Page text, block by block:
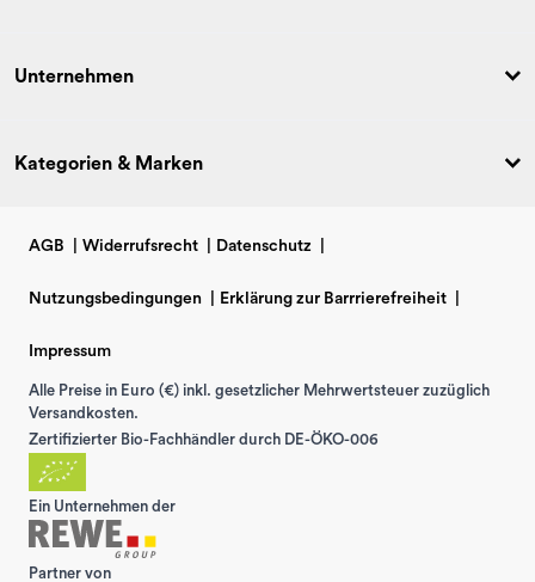
Unternehmen
Kategorien & Marken
AGB Widerrufsrecht Datenschutz
Nutzungsbedingungen Erklärung zur Barrrierefreiheit
Impressum
Alle Preise in Euro (€) inkl. gesetzlicher Mehrwertsteuer zuzüglich
Versandkosten.
Zertifizierter Bio-Fachhändler durch DE-ÖKO-006
Ein Unternehmen der
Partner von